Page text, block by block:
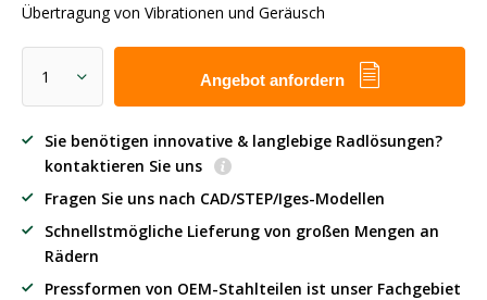
Übertragung von Vibrationen und Geräusch
Angebot anfordern
Sie benötigen innovative & langlebige Radlösungen?
kontaktieren Sie uns
Fragen Sie uns nach CAD/STEP/Iges-Modellen
Schnellstmögliche Lieferung von großen Mengen an
Rädern
Pressformen von OEM-Stahlteilen ist unser Fachgebiet